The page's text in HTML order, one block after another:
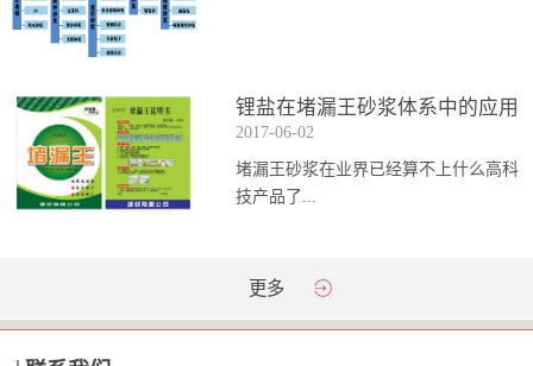
锂盐在堵漏王砂浆体系中的应用
2017-06-02
堵漏王砂浆在业界已经算不上什么高科
技产品了...
。简单来说它就是一种能够迅速凝固的
通砂浆的强...
更多